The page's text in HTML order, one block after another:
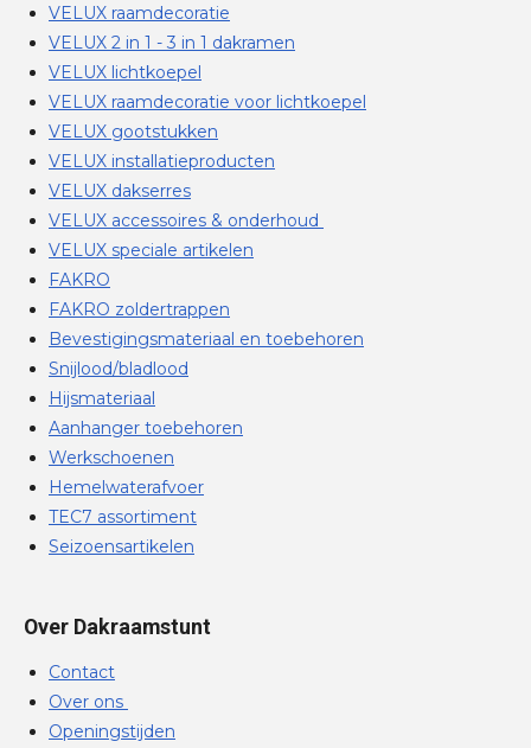
VELUX raamdecoratie
VELUX 2 in 1 - 3 in 1 dakramen
VELUX lichtkoepel
VELUX raamdecoratie voor lichtkoepel
VELUX gootstukken
VELUX installatieproducten
VELUX dakserres
VELUX accessoires & onderhoud
VELUX speciale artikelen
FAKRO
FAKRO zoldertrappen
Bevestigingsmateriaal en toebehoren
Snijlood/bladlood
Hijsmateriaal
Aanhanger toebehoren
Werkschoenen
Hemelwaterafvoer
TEC7 assortiment
Seizoensartikelen
Over Dakraamstunt
Contact
Over ons
Openingstijden